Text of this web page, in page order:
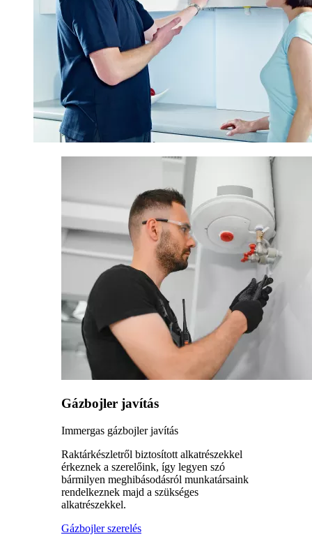
Gázbojler javítás
Immergas gázbojler javítás
Raktárkészletről biztosított alkatrészekkel
érkeznek a szerelőink, így legyen szó
bármilyen meghibásodásról munkatársaink
rendelkeznek majd a szükséges
alkatrészekkel.
Gázbojler szerelés